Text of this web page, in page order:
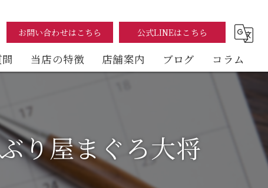
お問い合わせはこちら 公式LINEはこちら
当店の特徴
海鮮丼
テイクアウト
店舗案内 ブログ コラム
屋まぐろ大将